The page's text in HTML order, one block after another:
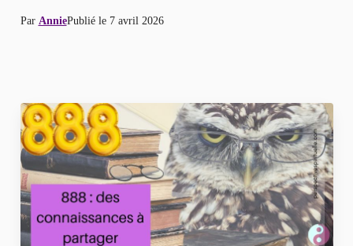
Par AnniePublié le 7 avril 2026